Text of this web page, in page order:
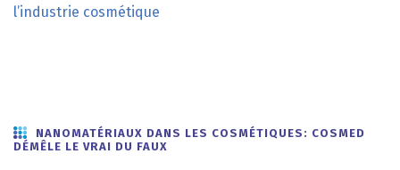
l’industrie cosmétique
NANOMATÉRIAUX DANS LES COSMÉTIQUES: COSMED
DÉMÊLE LE VRAI DU FAUX